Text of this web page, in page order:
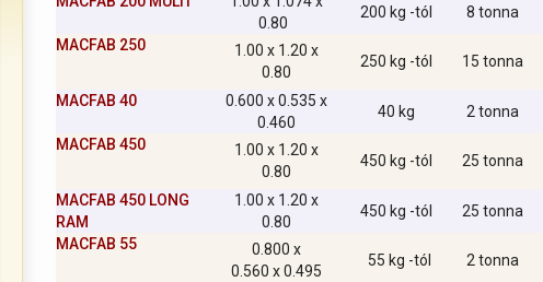
0.80
200 kg -tól 8 tonna
MACFAB 250
1.00 x 1.20 x
0.80
250 kg -tól 15 tonna
MACFAB 40
0.600 x 0.535 x
0.460
40 kg 2 tonna
MACFAB 450
1.00 x 1.20 x
0.80
450 kg -tól 25 tonna
MACFAB 450 LONG
RAM
1.00 x 1.20 x
0.80
450 kg -tól 25 tonna
MACFAB 55
0.800 x
0.560 x 0.495
55 kg -tól 2 tonna